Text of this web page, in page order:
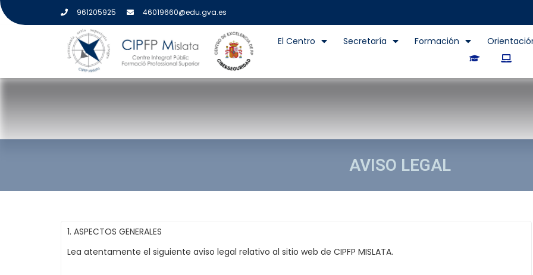
961205925 46019660@edu.gva.es
El Centro Secretaría Formación
AVISO LEGAL
1. ASPECTOS GENERALES
Lea atentamente el siguiente aviso legal relativo al sitio web de CIPFP MISLATA.